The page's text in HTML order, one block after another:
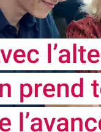
NOS